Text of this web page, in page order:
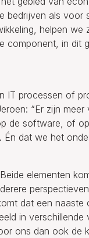
als voor
helpen we
component, in dit
IT processen of
“Er zijn
de software, of
dat we het
elementen
dat een naaste
in verschillende
ons dan ook de